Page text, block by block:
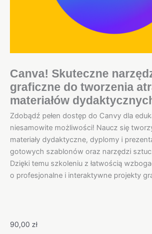
Canva! Skuteczne
graficzne do tworzenia
materiałów
Zdobądź pełen dostęp do Canvy dla
niesamowite możliwości! Naucz się
materiały dydaktyczne, dyplomy i
gotowych szablonów oraz narzędzi
Dzięki temu szkoleniu z łatwością
o profesjonalne i interaktywne projekty
90,00 zł